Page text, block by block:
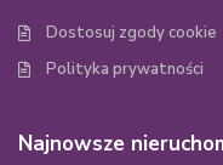
Dostosuj zgody cookie
Polityka prywatności
Najnowsze